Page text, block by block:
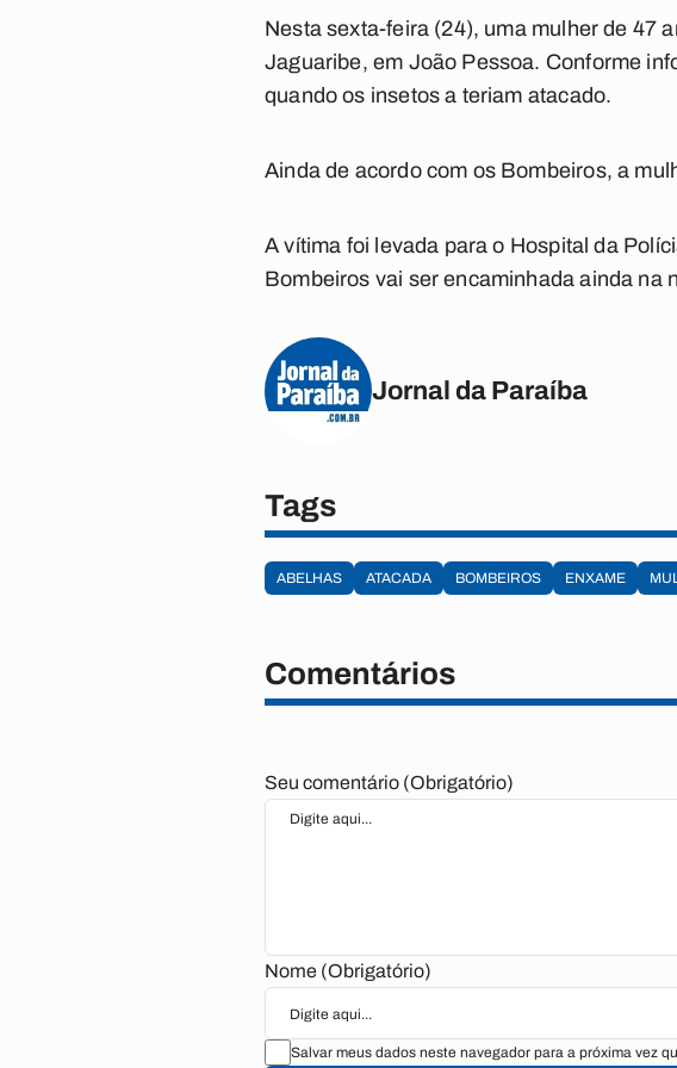
Nesta sexta-feira (24), uma mulher de 47
Jaguaribe, em João Pessoa. Conforme
quando os insetos a teriam atacado.
Ainda de acordo com os Bombeiros, a
A vítima foi levada para o Hospital da
Bombeiros vai ser encaminhada ainda na
Jornal da Paraíba
Tags
ABELHAS ATACADA BOMBEIROS ENXAME
Comentários
Seu comentário (Obrigatório)
Nome (Obrigatório)
Salvar meus dados neste navegador para a próxima vez